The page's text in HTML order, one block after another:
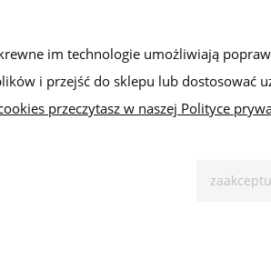
Bezpieczeństwo
im technologie umożliwiają
i przejść do sklepu lub dostosować
przeczytasz w naszej Polityce